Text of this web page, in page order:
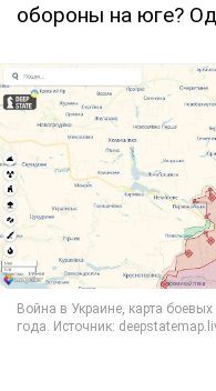
обороны на юге?